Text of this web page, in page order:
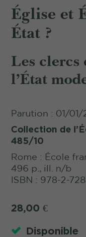
Église et
État ?
Les clercs
l’État
Parution : 01/01/
Collection de
485/10
Rome : École
496 p., ill. n/b
ISBN : 978-2-
28,00 €
Disponible